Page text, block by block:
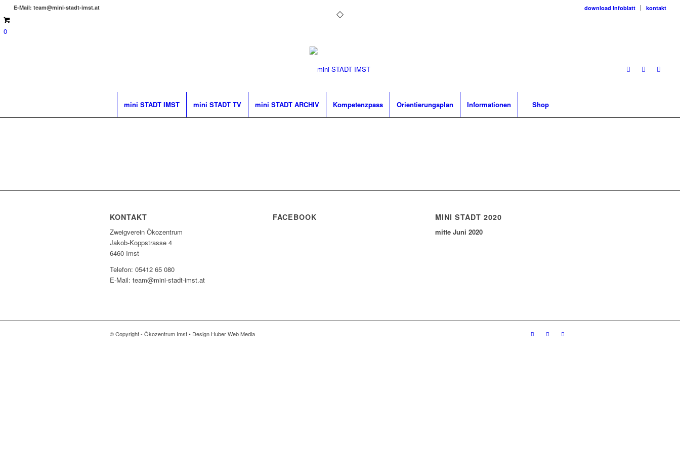
download Infoblatt kontakt
E-Mail: team@mini-stadt-imst.at
0
mini STADT IMST mini STADT TV mini STADT ARCHIV Kompetenzpass Orientierungsplan Informationen Shop
KONTAKT
Zweigverein Ökozentrum
Jakob-Koppstrasse 4
6460 Imst
Telefon: 05412 65 080
E-Mail: team@mini-stadt-imst.at
FACEBOOK MINI STADT 2020
mitte Juni 2020
© Copyright - Ökozentrum Imst • Design Huber Web Media